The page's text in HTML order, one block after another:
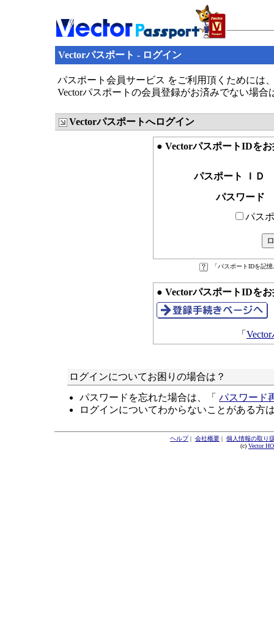
Vectorパスポート - ログイン
パスポート会員サービス をご利用頂くためには
Vectorパスポートの会員登録がお済みでない場
Vectorパスポートへログイン
● VectorパスポートIDを
パスポート ＩＤ
パスワード
パス
「パスポートIDを記
● VectorパスポートIDを
「
ログインについてお困りの場合は？
パスワードを忘れた場合は、「 パスワード
ログインについてわからないことがある方
ヘルプ| 会社概要 | 個人情報の取り
(c) Vector